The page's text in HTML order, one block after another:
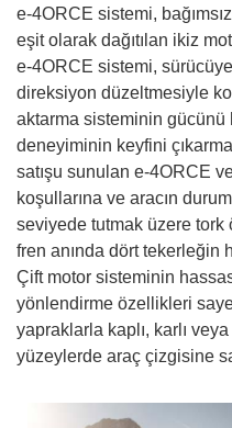
e-4ORCE sistemi,
eşit olarak dağıtılan ikiz
e-4ORCE sistemi,
direksiyon düzeltmesiyle
aktarma sisteminin
deneyiminin keyfini
satışu sunulan e-4ORCE
koşullarına ve aracın
seviyede tutmak üzere tork
fren anında dört tekerleğin
Çift motor sisteminin
yönlendirme özellikleri
yapraklarla kaplı, karlı
yüzeylerde araç çizgisine